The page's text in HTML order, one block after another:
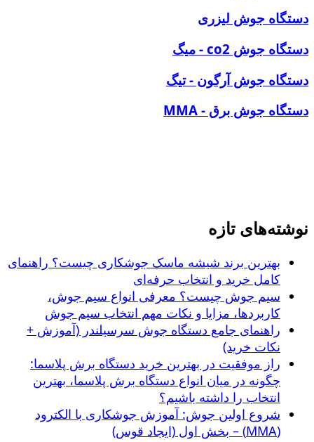
دستگاه جوش لیزری
دستگاه جوش co2 - میگ
دستگاه جوش آرگون - تیگ
دستگاه جوش برق - MMA
نوشته‌های تازه
بهترین برند شیشه ماسک جوشکاری چیست؟ راهنمای
کامل خرید و انتخاب حرفه‌ای
سیم جوش چیست؟ معرفی انواع سیم جوش،
کاربردها، مزایا و نکات مهم انتخاب سیم جوش
راهنمای جامع دستگاه جوش سرسیلندر (آموزش +
نکات خرید)
راز موفقیت در بهترین خرید دستگاه برش پلاسما:
چگونه در میان انواع دستگاه برش پلاسما، بهترین
انتخاب را داشته باشیم؟
شروع اولین جوش: آموزش جوشکاری با الکترود
(MMA) – بخش اول (ایجاد قوس)